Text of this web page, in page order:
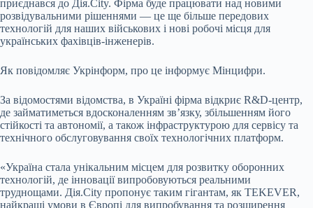
приєднався до Дія.City. Фірма буде працювати над новими
розвідувальними рішеннями — це ще більше передових
технологій для наших військових і нові робочі місця для
українських фахівців-інженерів.
Як повідомляє Укрінформ, про це інформує Мінцифри.
За відомостями відомства, в Україні фірма відкриє R&D-центр,
де займатиметься вдосконаленням зв’язку, збільшенням його
стійкості та автономії, а також інфраструктурою для сервісу та
технічного обслуговування своїх технологічних платформ.
«Україна стала унікальним місцем для розвитку оборонних
технологій, де інновації випробовуються реальними
труднощами. Дія.City пропонує таким гігантам, як TEKEVER,
найкращі умови в Європі для випробування та розширення